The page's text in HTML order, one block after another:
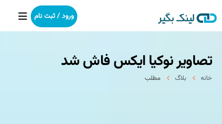
خانه
بکلینک
ورود / ثبت نام
تصاویر نوكیا ایكس فاش شد
خانه بلاگ مطلب